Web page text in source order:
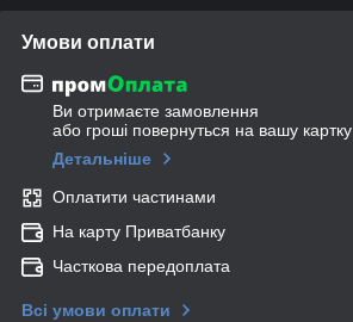
Умови оплати
Ви отримаєте замовлення
або гроші повернуться на вашу картку
Детальніше
Оплатити частинами
На карту Приватбанку
Часткова передоплата
Всі умови оплати